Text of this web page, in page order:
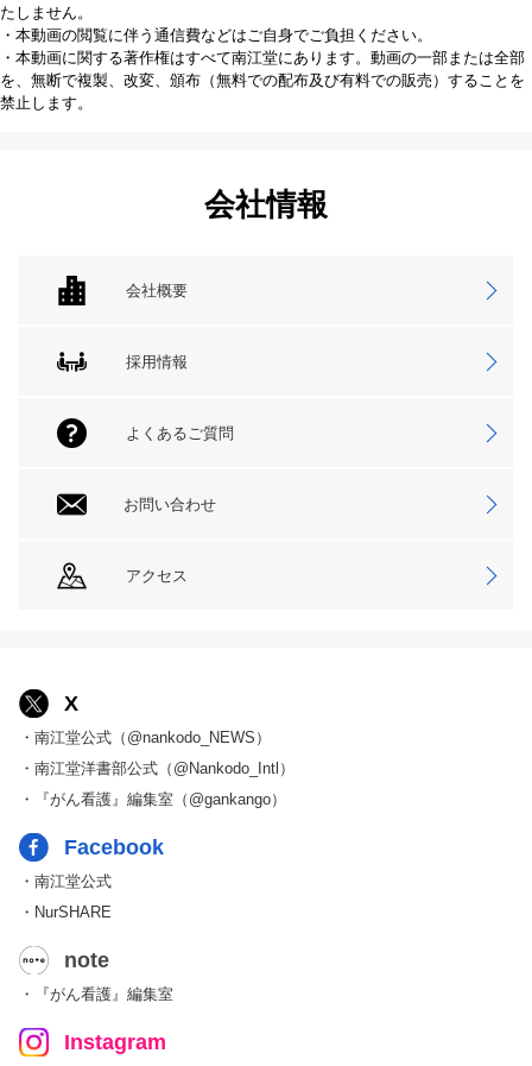
たしません。
・本動画の閲覧に伴う通信費などはご自身でご負担ください。
・本動画に関する著作権はすべて南江堂にあります。動画の一部または全部
を、無断で複製、改変、頒布（無料での配布及び有料での販売）することを
禁止します。
会社情報
会社概要
採用情報
よくあるご質問
お問い合わせ
アクセス
X
・南江堂公式（@nankodo_NEWS）
・南江堂洋書部公式（@Nankodo_Intl）
・『がん看護』編集室（@gankango）
Facebook
・南江堂公式
・NurSHARE
note
・『がん看護』編集室
Instagram